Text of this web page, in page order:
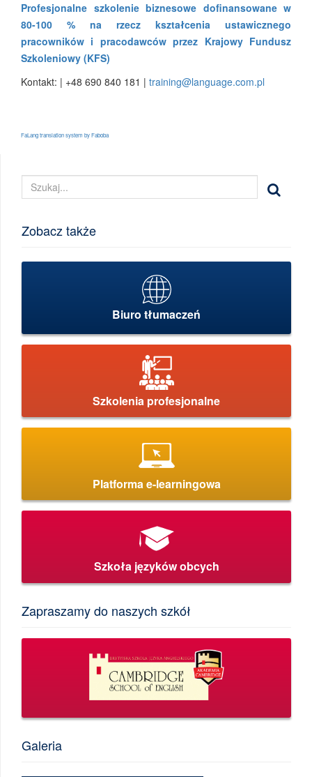
Profesjonalne szkolenie biznesowe dofinansowane w
80-100 % na rzecz kształcenia ustawicznego
pracowników i pracodawców przez Krajowy Fundusz
Szkoleniowy (KFS)
Kontakt: | +48 690 840 181 | training@language.com.pl
FaLang translation system by Faboba
Zobacz także
Biuro tłumaczeń
Szkolenia profesjonalne
Platforma e-learningowa
Szkoła języków obcych
Zapraszamy do naszych szkół
Galeria